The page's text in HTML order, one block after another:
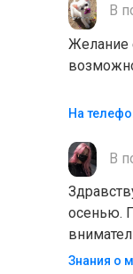
В
Желание
На
В
осенью.
Знания о